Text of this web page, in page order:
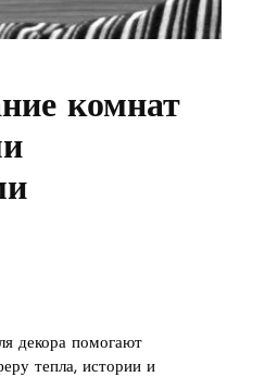
комнат
декора помогают
тепла, истории и